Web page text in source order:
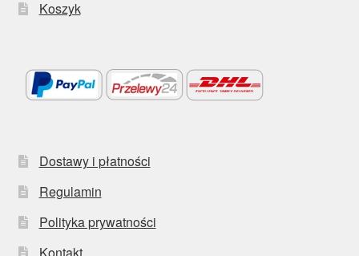
Koszyk
Dostawy i płatności
Regulamin
Polityka prywatności